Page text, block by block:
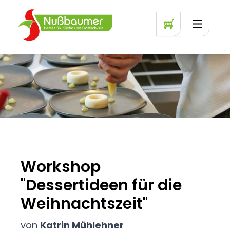
Workshop
"Dessertideen für die
Weihnachtszeit"
von Katrin Mühlehner